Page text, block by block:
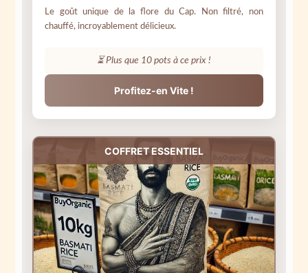
Le goût unique de la flore du Cap. Non filtré, non
chauffé, incroyablement délicieux.
⏳ Plus que 10 pots à ce prix !
Profitez-en Vite !
COFFRET ESSENTIEL